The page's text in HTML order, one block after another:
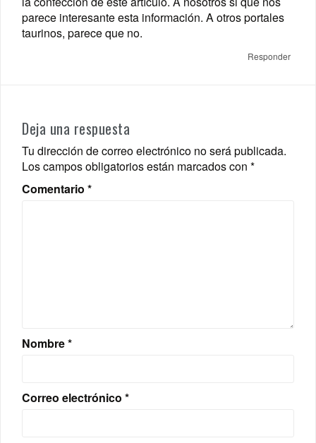
parece interesante esta información. A otros portales
taurinos, parece que no.
Responder
Deja una respuesta
Tu dirección de correo electrónico no será publicada.
Los campos obligatorios están marcados con *
Comentario *
Nombre*
Correo electrónico *